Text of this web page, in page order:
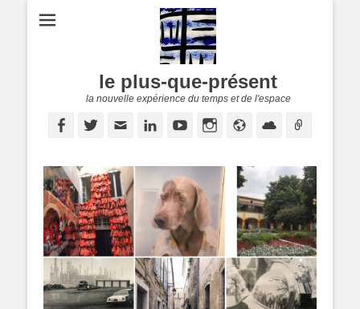
le plus-que-présent
la nouvelle expérience du temps et de l'espace
FacebookTwitter LinkedinYouTubeInstagram
Site
Cloud